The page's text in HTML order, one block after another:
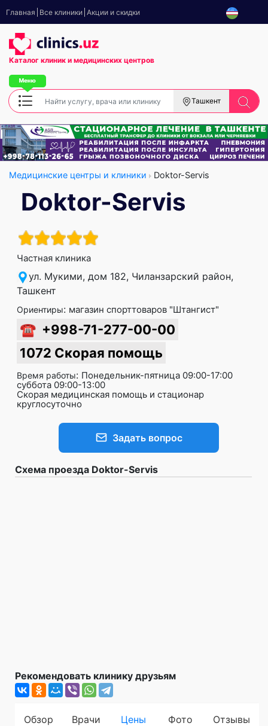
Главная Все клиники Акции и скидки
Каталог клиник и медицинских центров
Ташкент
Медицинские центры и клиники Doktor-Servis
Doktor-Servis
Частная клиника
ул. Мукими, дом 182, Чиланзарский район,
Ташкент
Ориентиры: магазин спорттоваров "Штангист"
☎ +998-71-277-00-00
1072 Скорая помощь
Время работы: Понедельник-пятница 09:00-17:00
суббота 09:00-13:00
Скорая медицинская помощь и стационар
круглосуточно
Задать вопрос
Схема проезда Doktor-Servis
Рекомендовать клинику друзьям
Обзор Врачи Цены Фото Отзывы